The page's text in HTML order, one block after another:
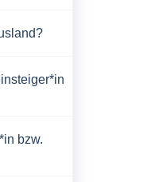
bzw.